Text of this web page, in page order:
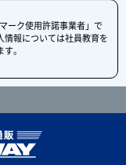
ーク使用許諾事業者」で
情報については社員教育を
。